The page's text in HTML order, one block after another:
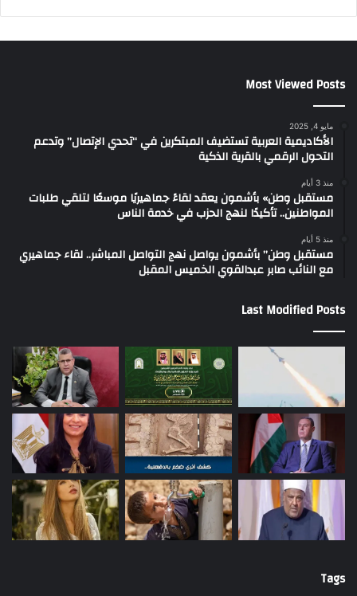
Most Viewed Posts
مايو 4, 2025
الأكاديمية العربية تستضيف المبتكرين في “تحدي الإتصال” وتدعم
التحول الرقمي بالقرية الذكية
منذ 3 أيام
مستقبل وطن» بأشمون يعقد لقاءً جماهيريًا موسعًا لتلقي طلبات
المواطنين.. تأكيدًا لنهج الحزب في خدمة الناس
منذ 5 أيام
مستقبل وطن” بأشمون يواصل نهج التواصل المباشر.. لقاء جماهيري
مع النائب صابر عبدالقوي الخميس المقبل
Last Modified Posts
Tags